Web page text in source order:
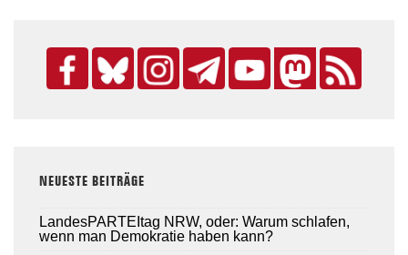
NEUESTE BEITRÄGE
LandesPARTEItag NRW, oder: Warum schlafen,
wenn man Demokratie haben kann?